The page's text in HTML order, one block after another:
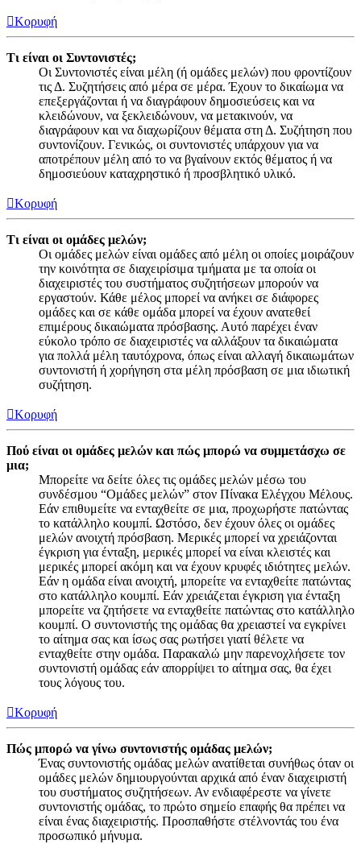
Κορυφή
Τι είναι οι Συντονιστές;
Οι Συντονιστές είναι μέλη (ή ομάδες μελών) που φροντίζουν
τις Δ. Συζητήσεις από μέρα σε μέρα. Έχουν το δικαίωμα να
επεξεργάζονται ή να διαγράφουν δημοσιεύσεις και να
κλειδώνουν, να ξεκλειδώνουν, να μετακινούν, να
διαγράφουν και να διαχωρίζουν θέματα στη Δ. Συζήτηση που
συντονίζουν. Γενικώς, οι συντονιστές υπάρχουν για να
αποτρέπουν μέλη από το να βγαίνουν εκτός θέματος ή να
δημοσιεύουν καταχρηστικό ή προσβλητικό υλικό.
Κορυφή
Τι είναι οι ομάδες μελών;
Οι ομάδες μελών είναι ομάδες από μέλη οι οποίες μοιράζουν
την κοινότητα σε διαχειρίσιμα τμήματα με τα οποία οι
διαχειριστές του συστήματος συζητήσεων μπορούν να
εργαστούν. Κάθε μέλος μπορεί να ανήκει σε διάφορες
ομάδες και σε κάθε ομάδα μπορεί να έχουν ανατεθεί
επιμέρους δικαιώματα πρόσβασης. Αυτό παρέχει έναν
εύκολο τρόπο σε διαχειριστές να αλλάξουν τα δικαιώματα
για πολλά μέλη ταυτόχρονα, όπως είναι αλλαγή δικαιωμάτων
συντονιστή ή χορήγηση στα μέλη πρόσβαση σε μια ιδιωτική
συζήτηση.
Κορυφή
Πού είναι οι ομάδες μελών και πώς μπορώ να συμμετάσχω σε
μια;
Μπορείτε να δείτε όλες τις ομάδες μελών μέσω του
συνδέσμου “Ομάδες μελών” στον Πίνακα Ελέγχου Μέλους.
Εάν επιθυμείτε να ενταχθείτε σε μια, προχωρήστε πατώντας
το κατάλληλο κουμπί. Ωστόσο, δεν έχουν όλες οι ομάδες
μελών ανοιχτή πρόσβαση. Μερικές μπορεί να χρειάζονται
έγκριση για ένταξη, μερικές μπορεί να είναι κλειστές και
μερικές μπορεί ακόμη και να έχουν κρυφές ιδιότητες μελών.
Εάν η ομάδα είναι ανοιχτή, μπορείτε να ενταχθείτε πατώντας
στο κατάλληλο κουμπί. Εάν χρειάζεται έγκριση για ένταξη
μπορείτε να ζητήσετε να ενταχθείτε πατώντας στο κατάλληλο
κουμπί. Ο συντονιστής της ομάδας θα χρειαστεί να εγκρίνει
το αίτημα σας και ίσως σας ρωτήσει γιατί θέλετε να
ενταχθείτε στην ομάδα. Παρακαλώ μην παρενοχλήσετε τον
συντονιστή ομάδας εάν απορρίψει το αίτημα σας, θα έχει
τους λόγους του.
Κορυφή
Πώς μπορώ να γίνω συντονιστής ομάδας μελών;
Ένας συντονιστής ομάδας μελών ανατίθεται συνήθως όταν οι
ομάδες μελών δημιουργούνται αρχικά από έναν διαχειριστή
του συστήματος συζητήσεων. Αν ενδιαφέρεστε να γίνετε
συντονιστής ομάδας, το πρώτο σημείο επαφής θα πρέπει να
είναι ένας διαχειριστής. Προσπαθήστε στέλνοντάς του ένα
προσωπικό μήνυμα.